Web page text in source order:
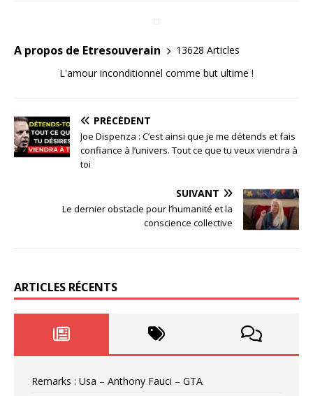
A propos de Etresouverain
13628 Articles
L'amour inconditionnel comme but ultime !
PRÉCÉDENT
Joe Dispenza : C’est ainsi que je me détends et fais
confiance à l’univers. Tout ce que tu veux viendra à
toi
SUIVANT
Le dernier obstacle pour l’humanité et la
conscience collective
ARTICLES RÉCENTS
Remarks : Usa – Anthony Fauci – GTA